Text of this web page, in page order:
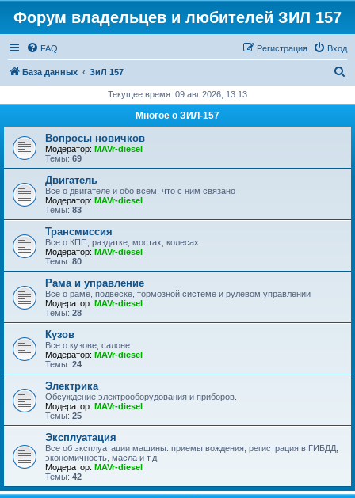
Форум владельцев и любителей ЗИЛ 157
FAQ Вход
Регистрация
База данных ЗиЛ 157
с
Текущее время: 09 авг 2026, 13:13
Многое о ЗИЛ-157
Вопросы новичков
Модератор: MAVr-diesel
Темы: 69
Двигатель
Все о двигателе и обо всем, что с ним связано
Модератор: MAVr-diesel
Темы: 83
Трансмиссия
Все о КПП, раздатке, мостах, колесах
Модератор: MAVr-diesel
Темы: 80
Рама и управление
Все о раме, подвеске, тормозной системе и рулевом управлении
Модератор: MAVr-diesel
Темы: 28
Кузов
Все о кузове, салоне.
Модератор: MAVr-diesel
Темы: 24
Электрика
Обсуждение электрооборудования и приборов.
Модератор: MAVr-diesel
Темы: 25
Эксплуатация
Все об эксплуатации машины: приемы вождения, регистрация в ГИБДД,
экономичность, масла и т.д.
Модератор: MAVr-diesel
Темы: 42